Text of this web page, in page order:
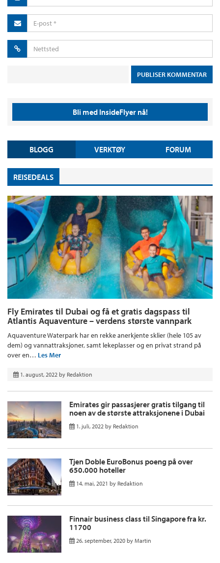
Bli med InsideFlyer nå!
BLOGG VERKTØY FORUM
REISEDEALS
Fly Emirates til Dubai og få et gratis dagspass til
Atlantis Aquaventure – verdens største vannpark
Aquaventure Waterpark har en rekke anerkjente sklier (hele 105 av
dem) og vannattraksjoner, samt lekeplasser og en privat strand på
over en… Les Mer
1. august, 2022 by Redaktion
Emirates gir passasjerer gratis tilgang til
noen av de største attraksjonene i Dubai
1. juli, 2022 by Redaktion
Tjen Doble EuroBonus poeng på over
650.000 hoteller
14. mai, 2021 by Redaktion
Finnair business class til Singapore fra kr.
11700
26. september, 2020 by Martin